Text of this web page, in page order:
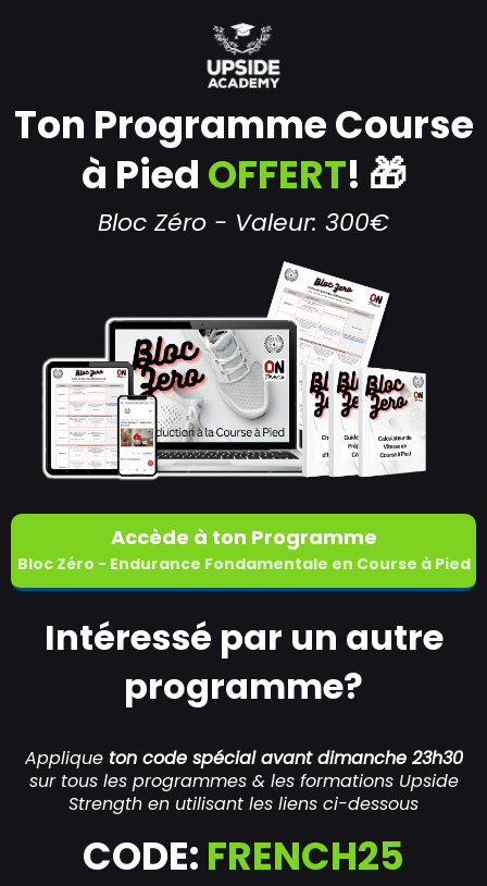
Ton Programme Course
à Pied OFFERT! 🎁
Bloc Zéro - Valeur: 300€
Accède à ton Programme
Bloc Zéro - Endurance Fondamentale en Course à Pied
Intéressé par un autre
programme?
Applique ton code spécial avant dimanche 23h30
sur tous les programmes & les formations Upside
Strength en utilisant les liens ci-dessous
CODE: FRENCH25